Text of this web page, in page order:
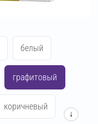
белый
графитовый
коричневый
↓